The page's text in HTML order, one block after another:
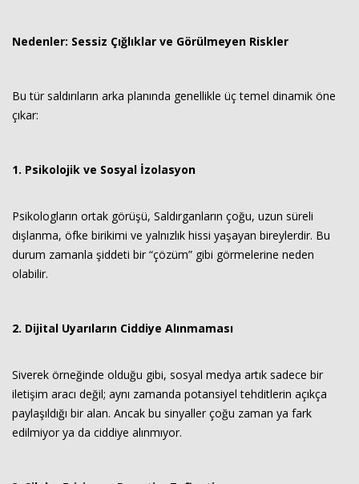
Nedenler: Sessiz Çığlıklar ve Görülmeyen Riskler
Bu tür saldırıların arka planında genellikle üç temel dinamik öne
çıkar:
1. Psikolojik ve Sosyal İzolasyon
Psikologların ortak görüşü, Saldırganların çoğu, uzun süreli
dışlanma, öfke birikimi ve yalnızlık hissi yaşayan bireylerdir. Bu
durum zamanla şiddeti bir “çözüm” gibi görmelerine neden
olabilir.
2. Dijital Uyarıların Ciddiye Alınmaması
Siverek örneğinde olduğu gibi, sosyal medya artık sadece bir
iletişim aracı değil; aynı zamanda potansiyel tehditlerin açıkça
paylaşıldığı bir alan. Ancak bu sinyaller çoğu zaman ya fark
edilmiyor ya da ciddiye alınmıyor.